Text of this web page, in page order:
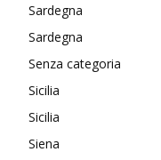
Sardegna
Sardegna
Senza categoria
Sicilia
Sicilia
Siena